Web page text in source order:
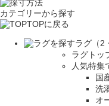
カテゴリーから探す
TOPに戻る
ラグ（2
ラグトッ
人気特集
国
洗
オ